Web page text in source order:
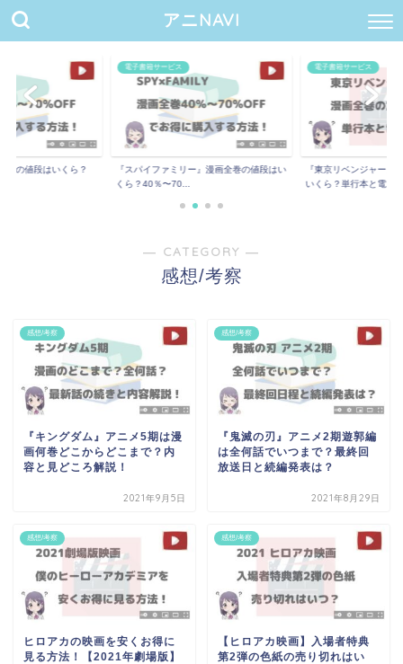
アニNAVI
巻の値段はいくら？
電子書籍サービス
『スパイファミリー』漫画全巻の値段はい
くら？40％〜70...
電子書籍サービス
『東京リベンジャーズ
いくら？単行本と電...
― CATEGORY ―
感想/考察
感想/考察
『キングダム』アニメ5期は漫
画何巻どこからどこまで？内
容と見どころ解説！
2021年9月5日
感想/考察
『鬼滅の刃』アニメ2期遊郭編
は全何話でいつまで？最終回
放送日と続編発表は？
2021年8月29日
感想/考察
ヒロアカの映画を安くお得に
見る方法！【2021年劇場版】
感想/考察
【ヒロアカ映画】入場者特典
第2弾の色紙の売り切れはい